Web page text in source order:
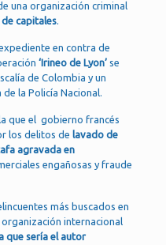
una organización criminal
capitales.
en contra de
‘Irineo de Lyon’ se
de Colombia y un
la Policía Nacional.
que el gobierno francés
los delitos de lavado de
agravada en
engañosas y fraude
más buscados en
organización internacional
que sería el autor